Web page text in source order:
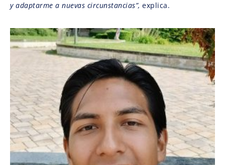
y adaptarme a nuevas circunstancias”, explica.